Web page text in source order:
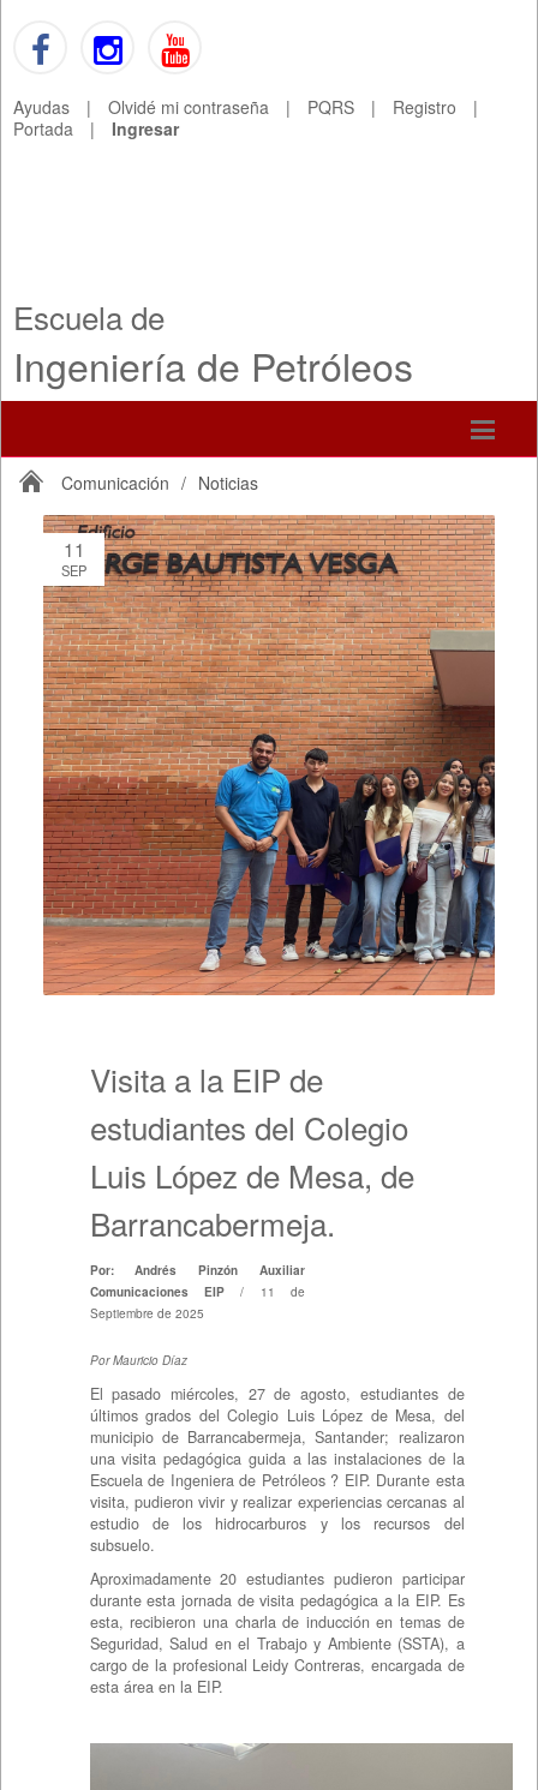
Ayudas | Olvidé mi contraseña | PQRS | Registro
|
Portada
| Ingresar
Escuela de
Ingeniería de Petróleos
Comunicación / Noticias